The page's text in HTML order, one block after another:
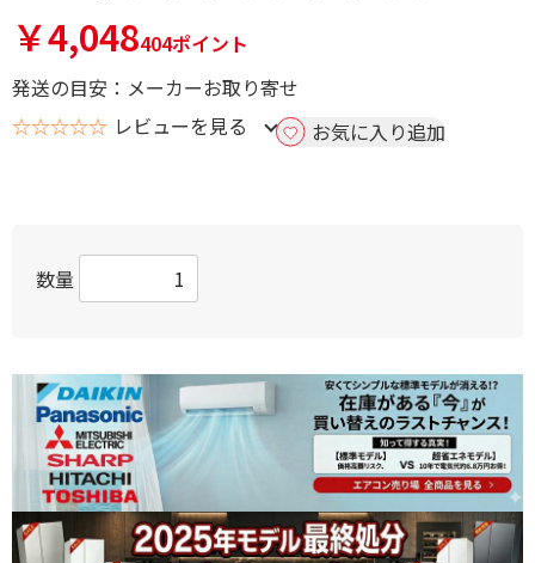
￥4,048404ポイント
発送の目安：メーカーお取り寄せ
☆☆☆☆☆ レビューを見る お気に入り追加
数量